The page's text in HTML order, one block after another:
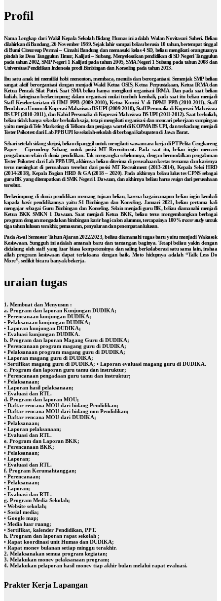
Profil
Nama Lengkap dari Wakil Kepala Sekolah Bidang Humas ini adalah Wulan Novitasari Suheri. Beliau
dilahirkan di Bandung, 26 November 1989. Sejak lahir sampai beliau berusia 10 tahun, bertempat tinggal
di Bumi Citeureup Permai – Cimahi Bandung dan memasuki kelas 4 SD, beliau mengikuti orangtuanya
pindah ke Desa Tanggulun Timur, Kalijati – Subang. Menyelesaikan pendidikan di SD Negeri Tanggulun
pada tahun 2002, SMP Negeri 1 Kalijati pada tahun 2005, SMA Negeri 1 Subang pada tahun 2008 dan
Universitas Pendidikan Indonesia prodi Bimbingan dan Konseling pada tahun 2013.
Ibu satu anak ini memiliki hobi menonton, membaca, menulis dan berorganisasi. Semenjak SMP beliau
sangat aktif berorganisasi dengan menjadi Wakil Ketua OSIS, Ketua Perpustakaan, Ketua IRMA dan
Ketua Pencak Silat Putri. Saat SMA beliau hanya mengikuti organisasi IRMA. Dan pada saat beliau
kuliah, keinginan berkecimpung dalam organisasi mulai tumbuh kembali, pada saat itu beliau menjadi
Staff Kesekretariatan di HMJ PPB (2009-2010), Ketua Komisi V di DPMJ PPB (2010-2011), Staff
Bendahara Umum di Koperasi Mahasiswa BS UPI (2009-2010), Staff Personalia di Koperasi Mahasiswa
BS UPI (2010-2011), dan Kabid Personalia di Koperasi Mahasiswa BS UPI (2011-2012). Saat berkuliah,
beliau tidak hanya sekedar berkuliah saja, tetapi mengikuti organisasi dan mencari pekerjaan sampingan
yaitu menjadi Tele Marketing di Telkom dan penjaga wartel di KOPMA BS UPI, dan terkadang menjadi
Tester Psikotest dari Lab PPB UPI ke sekolah-sekolah di berbagai kabupaten di Jawa Barat.
Sehari setelah sidang skripsi, beliau dipanggil untuk mengikuti wawancara kerja di PT Pelita Cengkareng
Paper – Cipeundeuy Subang untuk posisi MT Recruitment. Pada saat itu, beliau ingin mencari
pengalaman selain di dunia pendidikan. Tak menyangka sebelumnya, dengan bermodalkan pengalaman
Tester Psikotest dari Lab PPB UPI, akhirnya beliau diterima di perusahaan kertas ternama dan karirnya
terus meningkat di perusahaan tersebut dari posisi MT Recruitment (2013-2014), Kepala Seksi HRD
(2014-2018), Kepala Bagian HRD & GA (2018 – 2020). Pada akhirnya beliau lulus tes CPNS sebagai
guru BK yang ditempatkan di SMK Negeri 1 Dawuan, dan akhirnya beliau harusresigndari perusahaan
tersebut.
Berkecimpung di dunia pendidikan memang tujuan beliau, karena bagaimanapun beliau ingin kembali
kapada basicpendidikannya yaitu S1 Bimbingan dan Konseling. Januari 2021, beliau pertama kali
mengajar sebagai Guru Bimbingan dan Konseling. Selain menjadi guru BK, beliau diamanahi menjadi
Ketua BKK SMKN 1 Dawuan. Saat menjadi Ketua BKK, beliau terus mengembangkan berbagai
program dengan mengadakan bimbingan karir bagi calon alumnus, tercapainya 100%tracer studyuntuk
tiga tahun lulusan terakhir, pemasaran, penyaluran dan penempatan lulusan.
Pada Awal Semester Tahun Ajaran 2022/2023, beliau diamanahi tugas baru yaitu menjadiWakasek
Kesiswaan. Sungguh ini adalah amanah baru dan tantangan baginya. Tetapibeliau yakin dengan
didukung oleh staff yang luar biasa kompetensinya dansaling berkolaborasi satu sama lain, inshaa
allah program kesiswaan dapatterlaksana dengan baik. Moto hidupnya adalah “Talk Less Do
More”, sedikitbicara banyak bekerja.
uraian tugas
1. Membuat dan Menyusun :
a. Program dan laporan Kunjungan DUDIKA;
• Perencanaan kunjungan DUDIKA;
• Pelaksanaan kunjungan DUDIKA;
• Laporan kunjungan DUDIKA;
• Evaluasi kunjungan DUDIKA.
b. Program dan laporan Magang Guru di DUDIKA;
• Perencanaan program magang guru di DUDIKA;
• Pelaksanaan program magang guru di DUDIKA;
• Laporan magang guru di DUDIKA;
• Sertifikat magang guru di DUDIKA; • Laporan evaluasi magang guru di DUDIKA.
c. Program dan laporan guru tamu dan instruktur;
• Perencanaan pengadaan guru tamu dan instruktur;
• Pelaksanaan;
• Laporan hasil pelaksanaan;
• Evaluasi dan RTL.
d. Program dan laporan MOU;
• Daftar rencana MOU dari bidang Pendidikan;
• Daftar rencana MOU dari bidang non Pendidikan;
• Daftar rencana MOU dari DUDIKA;
• Pelaksanaan;
• Laporan pelaksanaan;
• Evaluasi dan RTL.
e. Program dan Laporan BKK;
• Perencanaan BKK;
• Pelaksanaan;
• Laporan;
• Evaluasi dan RTL.
f. Program Kerumahtanggan;
• Perencanaan;
• Pelaksanaan;
• Laporan;
• Evaluasi dan RTL.
g. Program Media Sekolah;
• Website sekolah;
• Sosial media;
• Google map;
• Media luar ruang;
• Sertifikat, kalender Pendidikan, PPT.
h. Program dan laporan rapat sekolah ;
• Rapat koordinasi unit Humas dan DUDIKA;
• Rapat monev bulanan setiap minggu terakhir.
2. Melaksanakan semua program kegiatan;
3. Melakukan monev pelaksanaan program;
4. Melakukan pelaporan hasil monev tiap akhir bulan melalui rapat evaluasi.
Prakter Kerja Lapangan